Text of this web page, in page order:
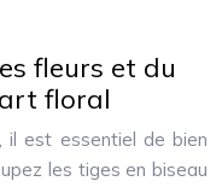
fleurs et du
floral
il est essentiel de bien
les tiges en biseau